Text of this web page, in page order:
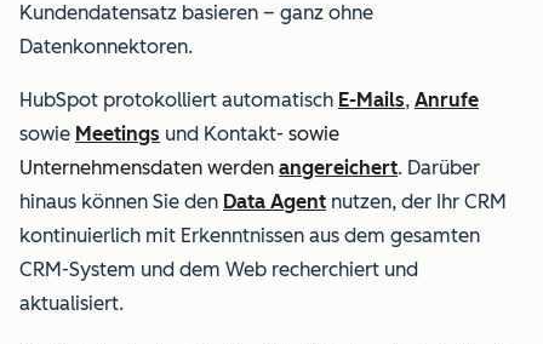
Kundendatensatz basieren – ganz ohne
Datenkonnektoren.
HubSpot protokolliert automatisch E-Mails, Anrufe
sowie Meetings und Kontakt- sowie
Unternehmensdaten werden angereichert. Darüber
hinaus können Sie den Data Agent nutzen, der Ihr CRM
kontinuierlich mit Erkenntnissen aus dem gesamten
CRM-System und dem Web recherchiert und
aktualisiert.